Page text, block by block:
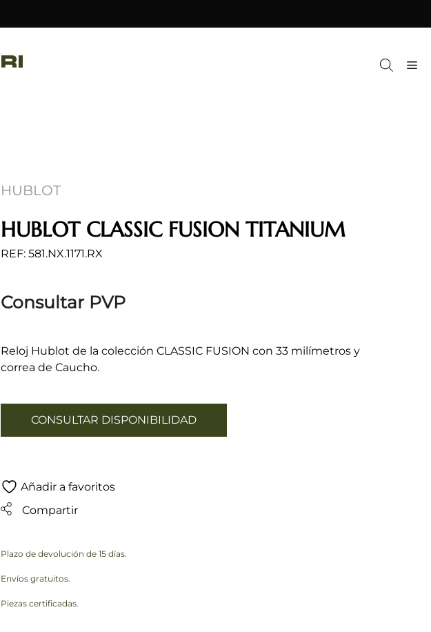
HUBLOT
HUBLOT CLASSIC FUSION TITANIUM
REF: 581.NX.1171.RX
Consultar PVP
Reloj Hublot de la colección CLASSIC FUSION con 33 milímetros y
correa de Caucho.
CONSULTAR DISPONIBILIDAD
Añadir a favoritos
Compartir
Plazo de devolución de 15 días.
Envíos gratuitos.
Piezas certificadas.